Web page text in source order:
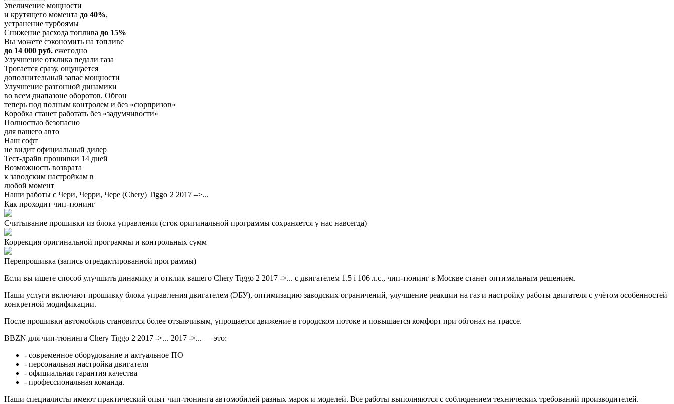
Увеличение мощности
и крутящего момента до 40%,
устранение турбоямы
Снижение расхода топлива до 15%
Вы можете сэкономить на топливе
до 14 000 руб. ежегодно
Улучшение отклика педали газа
Трогается сразу, ощущается
дополнительный запас мощности
Улучшение разгонной динамики
во всем диапазоне оборотов. Обгон
теперь под полным контролем и без «сюрпризов»
Коробка станет работать без «задумчивости»
Полностью безопасно
для вашего авто
Наш софт
не видит официальный дилер
Тест-драйв прошивки 14 дней
Возможность возврата
к заводским настройкам в
любой момент
Наши работы с Чери, Черри, Чере (Chery) Tiggo 2 2017 –>...
Как проходит чип-тюнинг
Считывание прошивки из блока управления (сток оригинальной программы сохраняется у нас навсегда)
Коррекция оригинальной программы и контрольных сумм
Перепрошивка (запись отредактированной программы)
Если вы ищете способ улучшить динамику и отклик вашего Chery Tiggo 2 2017 ->... с двигателем 1.5 i 106 л.с., чип-тюнинг в Москве станет оптимальным решением.
Наши услуги включают прошивку блока управления двигателем (ЭБУ), оптимизацию заводских ограничений, улучшение реакции на газ и настройку работы двигателя с учётом особенностей
конкретной модификации.
После прошивки автомобиль становится более отзывчивым, упрощается движение в городском потоке и повышается комфорт при обгонах на трассе.
BBZN для чип-тюнинга Chery Tiggo 2 2017 ->... 2017 ->... — это:
- современное оборудование и актуальное ПО
- персональная настройка двигателя
- официальная гарантия качества
- профессиональная команда.
Наши специалисты имеют практический опыт чип-тюнинга автомобилей разных марок и моделей. Все работы выполняются с соблюдением технических требований производителей.